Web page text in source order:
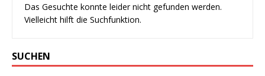
Das Gesuchte konnte leider nicht gefunden werden.
Vielleicht hilft die Suchfunktion.
SUCHEN